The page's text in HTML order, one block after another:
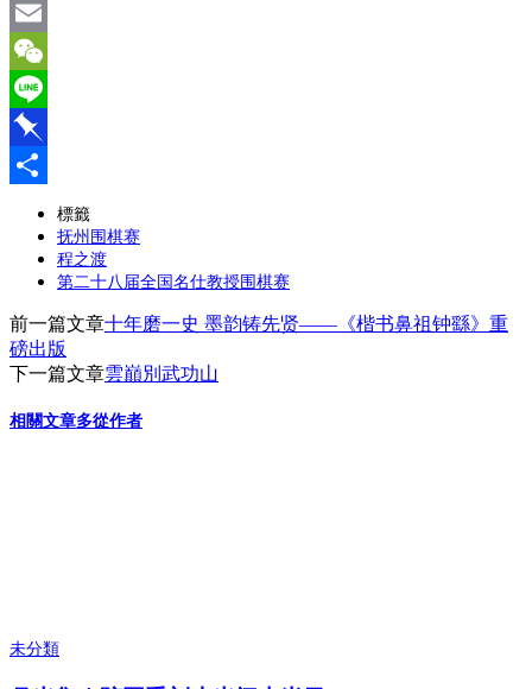
Twitter
Email
WeChat
Line
Pinboard
標籤
抚州围棋赛
程之渡
第二十八届全国名仕教授围棋赛
前一篇文章十年磨一史 墨韵铸先贤——《楷书鼻祖钟繇》重
磅出版
下一篇文章雲巔別武功山
相關文章多從作者
未分類